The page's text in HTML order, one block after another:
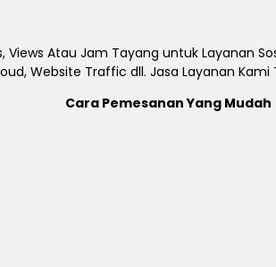
Atau Jam Tayang untuk Layanan
Website Traffic dll. Jasa Layanan
Cara Pemesanan Yang Mudah